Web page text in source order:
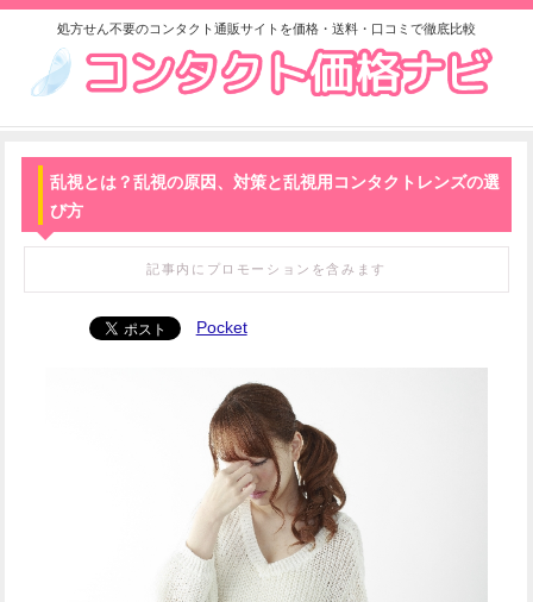
処方せん不要のコンタクト通販サイトを価格・送料・口コミで徹底比較
乱視とは？乱視の原因、対策と乱視用コンタクトレンズの選
び方
記事内にプロモーションを含みます
Pocket